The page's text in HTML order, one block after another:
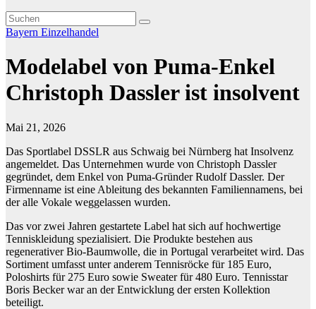
Bayern Einzelhandel
Modelabel von Puma-Enkel
Christoph Dassler ist insolvent
Mai 21, 2026
Das Sportlabel DSSLR aus Schwaig bei Nürnberg hat Insolvenz
angemeldet. Das Unternehmen wurde von Christoph Dassler
gegründet, dem Enkel von Puma-Gründer Rudolf Dassler. Der
Firmenname ist eine Ableitung des bekannten Familiennamens, bei
der alle Vokale weggelassen wurden.
Das vor zwei Jahren gestartete Label hat sich auf hochwertige
Tenniskleidung spezialisiert. Die Produkte bestehen aus
regenerativer Bio-Baumwolle, die in Portugal verarbeitet wird. Das
Sortiment umfasst unter anderem Tennisröcke für 185 Euro,
Poloshirts für 275 Euro sowie Sweater für 480 Euro. Tennisstar
Boris Becker war an der Entwicklung der ersten Kollektion
beteiligt.